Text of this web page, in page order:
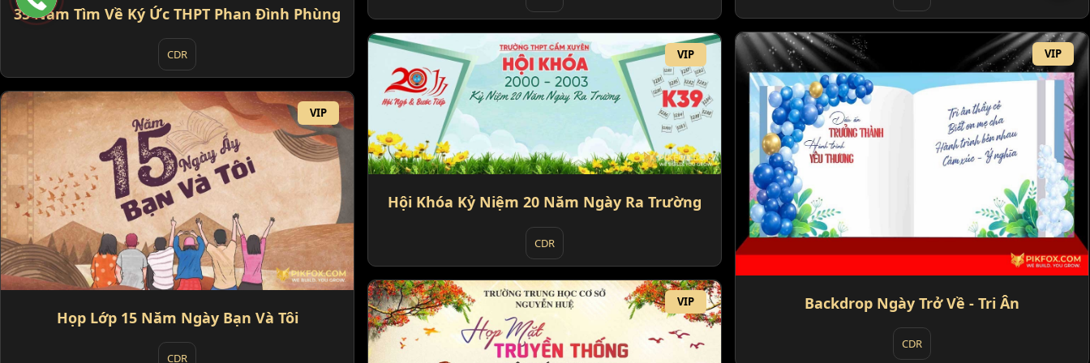
35 Năm Tìm Về Ký Ức THPT Phan Đình Phùng
CDR VIP
Backdrop Ngày Trở Về - Tri Ân
CDR
VIP
Hội Khóa Kỷ Niệm 20 Năm Ngày Ra Trường
CDR
VIP
Họp Lớp 15 Năm Ngày Bạn Và Tôi
CDR
VIP